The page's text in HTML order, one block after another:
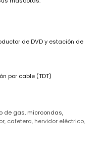
de DVD y estación de
por cable (TDT)
de gas, microondas,
cafetera, hervidor eléctrico,